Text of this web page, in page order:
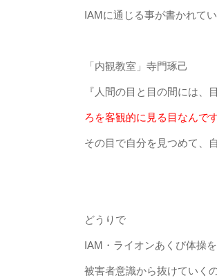
IAMに通じる事が書かれてい
「内観教室」寺門琢己
『人間の目と目の間には
ろを客観的に見る目なんです
その目で自分を見つめて、
どうりで
IAM・ライオンあくび体操
被害者意識から抜けていく